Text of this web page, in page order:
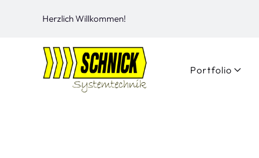
Herzlich Willkommen!
Portfolio